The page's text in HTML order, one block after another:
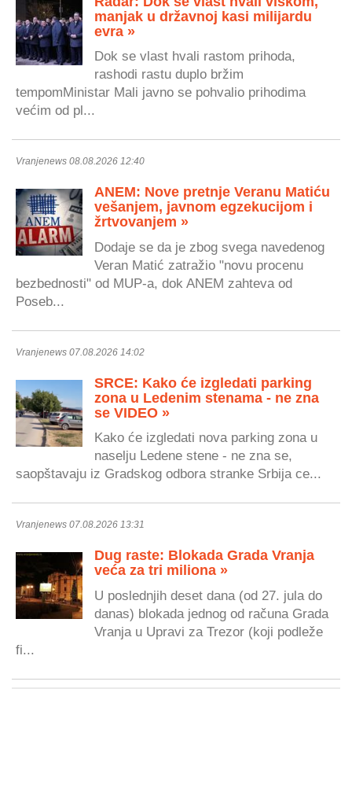
manjak u državnoj kasi milijardu
evra »
Dok se vlast hvali rastom prihoda,
rashodi rastu duplo bržim
tempomMinistar Mali javno se pohvalio prihodima
većim od pl...
Vranjenews 08.08.2026 12:40
ANEM: Nove pretnje Veranu Matiću
vešanjem, javnom egzekucijom i
žrtvovanjem »
Dodaje se da je zbog svega navedenog
Veran Matić zatražio "novu procenu
bezbednosti" od MUP-a, dok ANEM zahteva od
Poseb...
Vranjenews 07.08.2026 14:02
SRCE: Kako će izgledati parking
zona u Ledenim stenama - ne zna
se VIDEO »
Kako će izgledati nova parking zona u
naselju Ledene stene - ne zna se,
saopštavaju iz Gradskog odbora stranke Srbija ce...
Vranjenews 07.08.2026 13:31
Dug raste: Blokada Grada Vranja
veća za tri miliona »
U poslednjih deset dana (od 27. jula do
danas) blokada jednog od računa Grada
Vranja u Upravi za Trezor (koji podleže
fi...